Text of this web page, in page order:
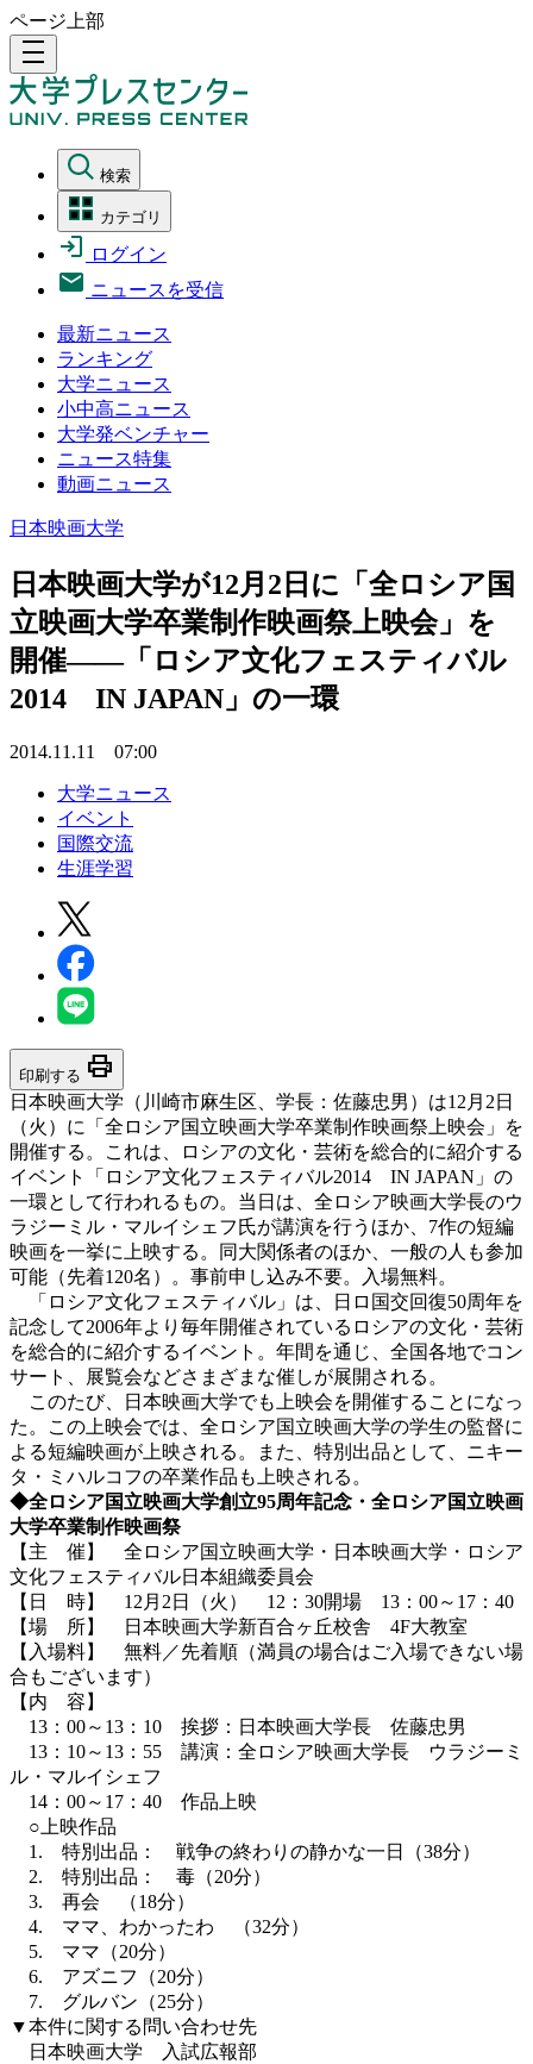
ページ上部
density_medium
検索
カテゴリ
ログイン
ニュースを受信
最新ニュース
ランキング
大学ニュース
小中高ニュース
大学発ベンチャー
ニュース特集
動画ニュース
日本映画大学
日本映画大学が12月2日に「全ロシア国
立映画大学卒業制作映画祭上映会」を
開催――「ロシア文化フェスティバル
2014 IN JAPAN」の一環
2014.11.11 07:00
大学ニュース
イベント
国際交流
生涯学習
印刷する print
日本映画大学（川崎市麻生区、学長：佐藤忠男）は12月2日
（火）に「全ロシア国立映画大学卒業制作映画祭上映会」を
開催する。これは、ロシアの文化・芸術を総合的に紹介する
イベント「ロシア文化フェスティバル2014 IN JAPAN」の
一環として行われるもの。当日は、全ロシア映画大学長のウ
ラジーミル・マルイシェフ氏が講演を行うほか、7作の短編
映画を一挙に上映する。同大関係者のほか、一般の人も参加
可能（先着120名）。事前申し込み不要。入場無料。
「ロシア文化フェスティバル」は、日ロ国交回復50周年を
記念して2006年より毎年開催されているロシアの文化・芸術
を総合的に紹介するイベント。年間を通じ、全国各地でコン
サート、展覧会などさまざまな催しが展開される。
このたび、日本映画大学でも上映会を開催することになっ
た。この上映会では、全ロシア国立映画大学の学生の監督に
よる短編映画が上映される。また、特別出品として、ニキー
タ・ミハルコフの卒業作品も上映される。
◆全ロシア国立映画大学創立95周年記念・全ロシア国立映画
大学卒業制作映画祭
【主 催】 全ロシア国立映画大学・日本映画大学・ロシア
文化フェスティバル日本組織委員会
【日 時】 12月2日（火） 12：30開場 13：00～17：40
【場 所】 日本映画大学新百合ヶ丘校舎 4F大教室
【入場料】 無料／先着順（満員の場合はご入場できない場
合もございます）
【内 容】
13：00～13：10 挨拶：日本映画大学長 佐藤忠男
13：10～13：55 講演：全ロシア映画大学長 ウラジーミ
ル・マルイシェフ
14：00～17：40 作品上映
○上映作品
1. 特別出品： 戦争の終わりの静かな一日（38分）
2. 特別出品： 毒（20分）
3. 再会 （18分）
4. ママ、わかったわ （32分）
5. ママ（20分）
6. アズニフ（20分）
7. グルバン（25分）
▼本件に関する問い合わせ先
日本映画大学 入試広報部